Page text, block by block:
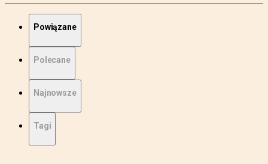
Powiązane
Polecane
Najnowsze
Tagi